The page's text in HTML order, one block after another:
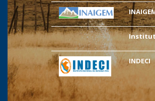
INDECI